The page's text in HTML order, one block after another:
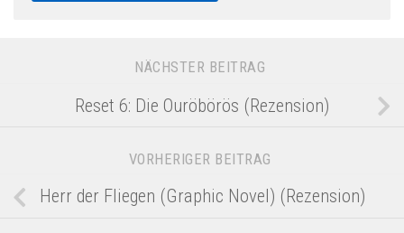
NÄCHSTER BEITRAG
Reset 6: Die Ouröbörös (Rezension)
VORHERIGER BEITRAG
Herr der Fliegen (Graphic Novel) (Rezension)